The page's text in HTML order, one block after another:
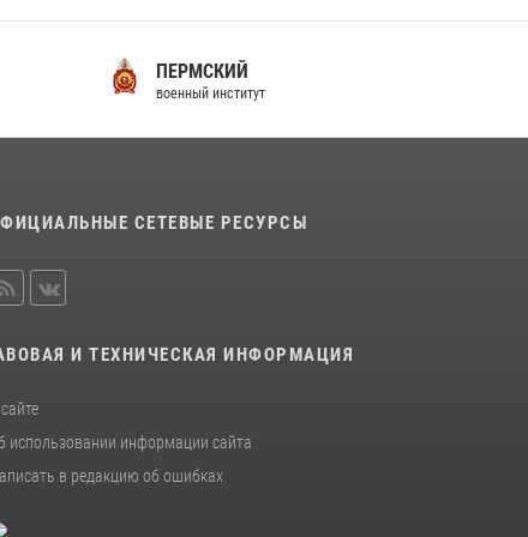
ПЕРМСКИЙ
военный институт
СЕТЕВЫЕ РЕСУРСЫ
И ТЕХНИЧЕСКАЯ ИНФОРМАЦИЯ
использовании информации сайта
в редакцию об ошибках